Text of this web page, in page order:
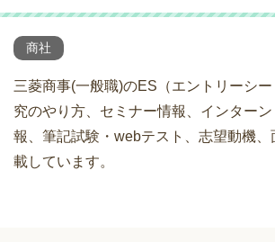
商社
三菱商事(一般職)のES（エントリーシ
究のやり方、セミナー情報、インター
報、筆記試験・webテスト、志望動機
載しています。